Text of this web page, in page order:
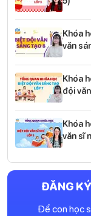
Khóa
văn
Khóa
đội
Khóa
văn sĩ
ĐĂNG
Để con học